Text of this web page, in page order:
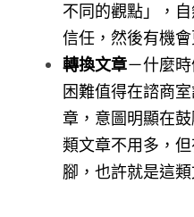
不同的觀點」，
信任，然後有機
轉換文章－什麼
困難值得在諮商
章，意圖明顯在
類文章不用多，
腳，也許就是這類